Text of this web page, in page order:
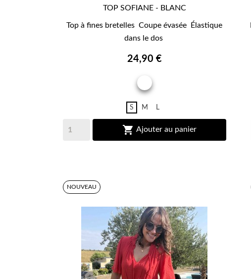
TOP SOFIANE - BLANC
Top à fines bretelles Coupe évasée Élastique
dans le dos
24,90 €
BLANC
S M L
 Ajouter au panier
NOUVEAU